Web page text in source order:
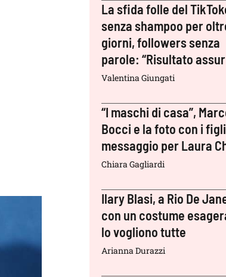
La sfida folle del
senza shampoo per
giorni, followers senza
parole: “Risultato
Valentina Giungati
“I maschi di casa”,
Bocci e la foto con i
messaggio per Laura
Chiara Gagliardi
Ilary Blasi, a Rio De
con un costume
lo vogliono tutte
Arianna Durazzi